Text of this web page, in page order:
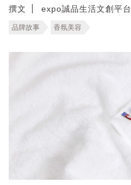
撰文 expo誠品生活文創平台
品牌故事 香氛美容